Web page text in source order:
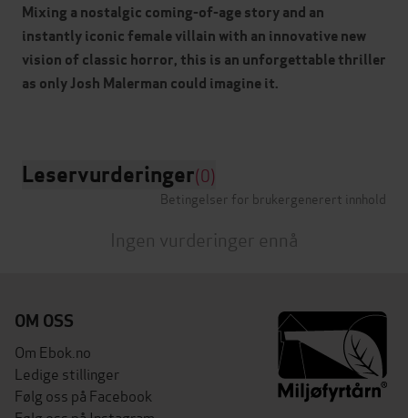
Mixing a nostalgic coming-of-age story and an
instantly iconic female villain with an innovative new
vision of classic horror, this is an unforgettable thriller
as only Josh Malerman could imagine it.
Leservurderinger(0)
Betingelser for brukergenerert innhold
Ingen vurderinger ennå
OM OSS
Om Ebok.no
Ledige stillinger
Følg oss på Facebook